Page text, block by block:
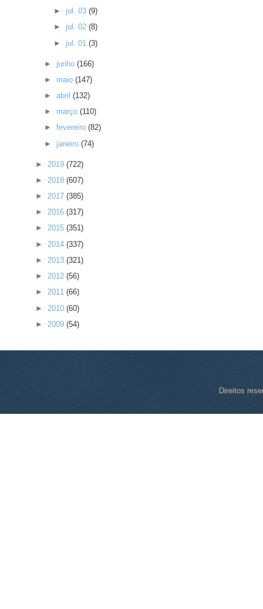
► jul. 03 (9)
► jul. 02 (8)
► jul. 01 (3)
► junho(166)
► maio(147)
►abril(132)
► março(110)
►fevereiro(82)
► janeiro(74)
► 2019 (722)
► 2018 (607)
► 2017 (385)
► 2016 (317)
► 2015 (351)
► 2014 (337)
► 2013 (321)
► 2012 (56)
► 2011 (66)
► 2010 (60)
► 2009 (54)
Direitos